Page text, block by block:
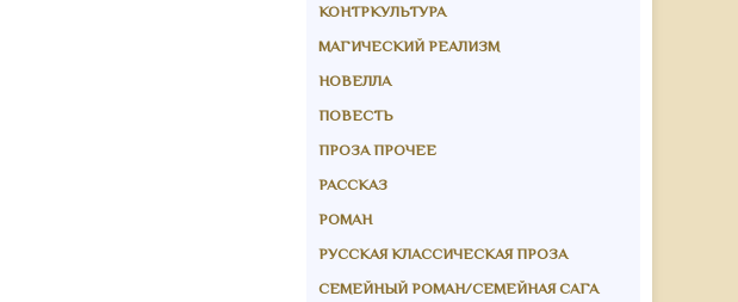
КОНТРКУЛЬТУРА
МАГИЧЕСКИЙ РЕАЛИЗМ
НОВЕЛЛА
ПОВЕСТЬ
ПРОЗА ПРОЧЕЕ
РАССКАЗ
РОМАН
РУССКАЯ КЛАССИЧЕСКАЯ ПРОЗА
СЕМЕЙНЫЙ РОМАН/СЕМЕЙНАЯ САГА